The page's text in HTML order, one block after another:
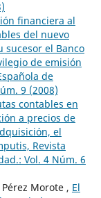
financiera al
del nuevo
sucesor el Banco
de emisión
de
9 (2008)
contables en
a precios de
el
Revista
Vol. 4 Núm. 6
Morote , El